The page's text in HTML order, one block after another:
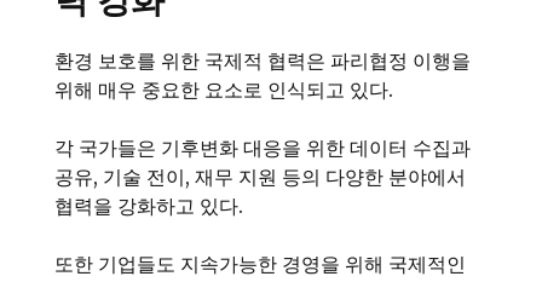
환경 보호를 위한 국제적 협력은 파리협정 이행을
위해 매우 중요한 요소로 인식되고 있다.
각 국가들은 기후변화 대응을 위한 데이터 수집과
공유, 기술 전이, 재무 지원 등의 다양한 분야에서
협력을 강화하고 있다.
또한 기업들도 지속가능한 경영을 위해 국제적인